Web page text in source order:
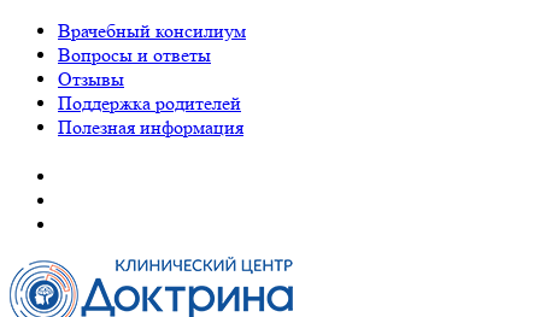
Врачебный консилиум
Вопросы и ответы
Отзывы
Поддержка родителей
Полезная информация